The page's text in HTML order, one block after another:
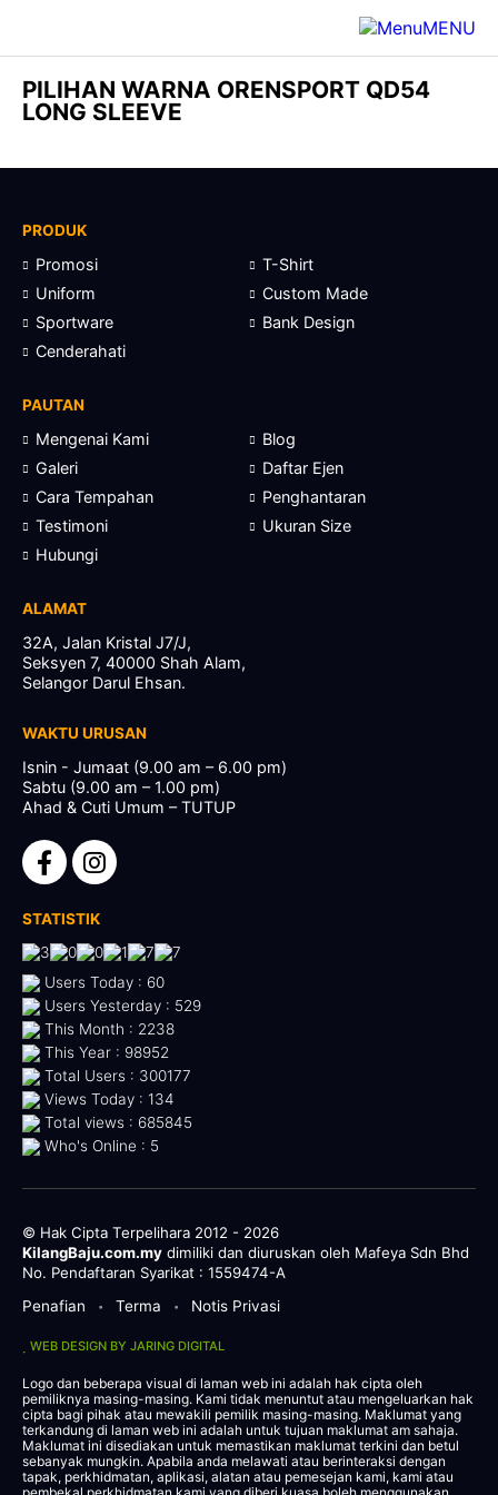
MENU
PILIHAN WARNA ORENSPORT QD54
LONG SLEEVE
PRODUK
Promosi
T-Shirt
Uniform
Custom Made
Sportware
Bank Design
Cenderahati
PAUTAN
Mengenai Kami
Blog
Galeri
Daftar Ejen
Cara Tempahan
Penghantaran
Testimoni
Ukuran Size
Hubungi
ALAMAT
32A, Jalan Kristal J7/J,
Seksyen 7, 40000 Shah Alam,
Selangor Darul Ehsan.
WAKTU URUSAN
Isnin - Jumaat (9.00 am – 6.00 pm)
Sabtu (9.00 am – 1.00 pm)
Ahad & Cuti Umum – TUTUP
STATISTIK
Users Today : 60
Users Yesterday : 529
This Month : 2238
This Year : 98952
Total Users : 300177
Views Today : 134
Total views : 685845
Who's Online : 5
© Hak Cipta Terpelihara 2012 - 2026
KilangBaju.com.my dimiliki dan diuruskan oleh Mafeya Sdn Bhd
No. Pendaftaran Syarikat : 1559474-A
Penafian
• Terma • Notis Privasi
WEB DESIGN BY JARING DIGITAL
Logo dan beberapa visual di laman web ini adalah hak cipta oleh
pemiliknya masing-masing. Kami tidak menuntut atau mengeluarkan hak
cipta bagi pihak atau mewakili pemilik masing-masing. Maklumat yang
terkandung di laman web ini adalah untuk tujuan maklumat am sahaja.
Maklumat ini disediakan untuk memastikan maklumat terkini dan betul
sebanyak mungkin. Apabila anda melawati atau berinteraksi dengan
tapak, perkhidmatan, aplikasi, alatan atau pemesejan kami, kami atau